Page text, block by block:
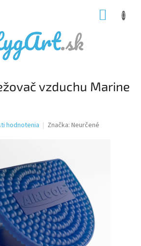
vzduchu Marine
hodnotenia Značka: Neurčené